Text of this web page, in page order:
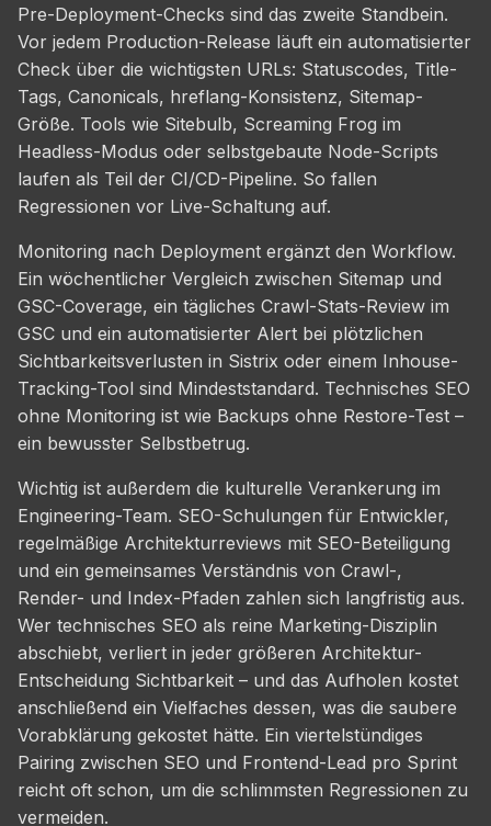
Pre-Deployment-Checks sind das zweite Standbein.
Vor jedem Production-Release läuft ein automatisierter
Check über die wichtigsten URLs: Statuscodes, Title-
Tags, Canonicals, hreflang-Konsistenz, Sitemap-
Größe. Tools wie Sitebulb, Screaming Frog im
Headless-Modus oder selbstgebaute Node-Scripts
laufen als Teil der CI/CD-Pipeline. So fallen
Regressionen vor Live-Schaltung auf.
Monitoring nach Deployment ergänzt den Workflow.
Ein wöchentlicher Vergleich zwischen Sitemap und
GSC-Coverage, ein tägliches Crawl-Stats-Review im
GSC und ein automatisierter Alert bei plötzlichen
Sichtbarkeitsverlusten in Sistrix oder einem Inhouse-
Tracking-Tool sind Mindeststandard. Technisches SEO
ohne Monitoring ist wie Backups ohne Restore-Test –
ein bewusster Selbstbetrug.
Wichtig ist außerdem die kulturelle Verankerung im
Engineering-Team. SEO-Schulungen für Entwickler,
regelmäßige Architekturreviews mit SEO-Beteiligung
und ein gemeinsames Verständnis von Crawl-,
Render- und Index-Pfaden zahlen sich langfristig aus.
Wer technisches SEO als reine Marketing-Disziplin
abschiebt, verliert in jeder größeren Architektur-
Entscheidung Sichtbarkeit – und das Aufholen kostet
anschließend ein Vielfaches dessen, was die saubere
Vorabklärung gekostet hätte. Ein viertelstündiges
Pairing zwischen SEO und Frontend-Lead pro Sprint
reicht oft schon, um die schlimmsten Regressionen zu
vermeiden.